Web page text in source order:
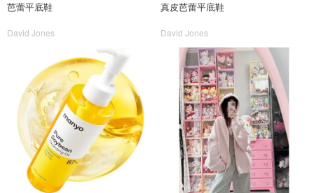
芭蕾平底鞋
David Jones
真皮芭蕾平底鞋
David Jones